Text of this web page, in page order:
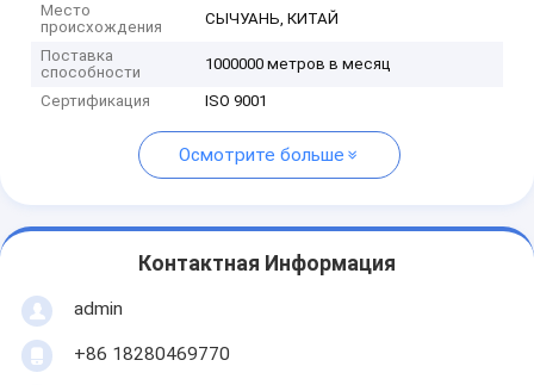
Место
происхождения
СЫЧУАНЬ, КИТАЙ
Поставка
способности
1000000 метров в месяц
Сертификация ISO 9001
Осмотрите больше
Контактная Информация
admin
+86 18280469770